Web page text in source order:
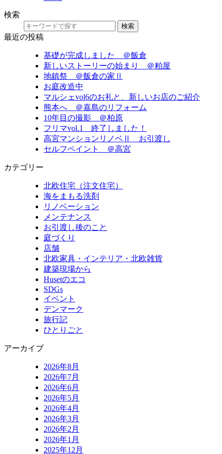
検索
検索
最近の投稿
基礎が完成しました ＠飯倉
新しいストーリーの始まり ＠粕屋
地鎮祭 ＠飯倉の家Ⅱ
お庭改造中
マルシェvol6のお礼と、新しいお店のご紹介
熊本へ ＠嘉島のリフォーム
10年目の撮影 ＠柏原
フリマvol.1 終了しました！
高宮マンションリノベⅡ お引渡し
セルフペイント ＠高宮
カテゴリー
北欧住宅（注文住宅）
海をまもる洗剤
リノベーション
メンテナンス
お引渡し後のこと
庭づくり
店舗
北欧家具・インテリア・北欧雑貨
建築現場から
Husetのエコ
SDGs
イベント
デンマーク
旅行記
ひとりごと
アーカイブ
2026年8月
2026年7月
2026年6月
2026年5月
2026年4月
2026年3月
2026年2月
2026年1月
2025年12月